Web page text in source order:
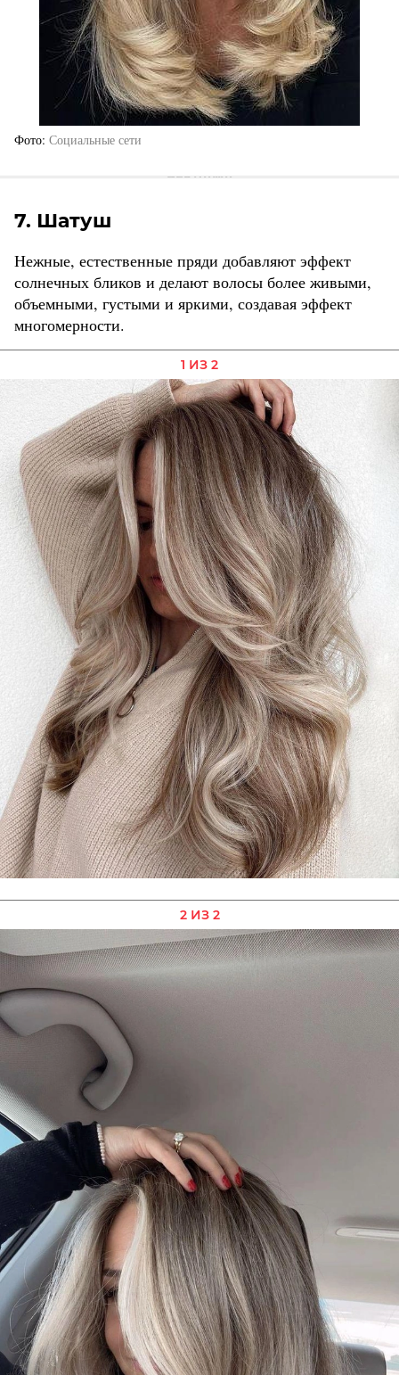
Фото Социальные сети
7. Шатуш
Нежные, естественные пряди добавляют эффект
солнечных бликов и делают волосы более живыми,
объемными, густыми и яркими, создавая эффект
многомерности.
1 ИЗ 2
2 ИЗ 2